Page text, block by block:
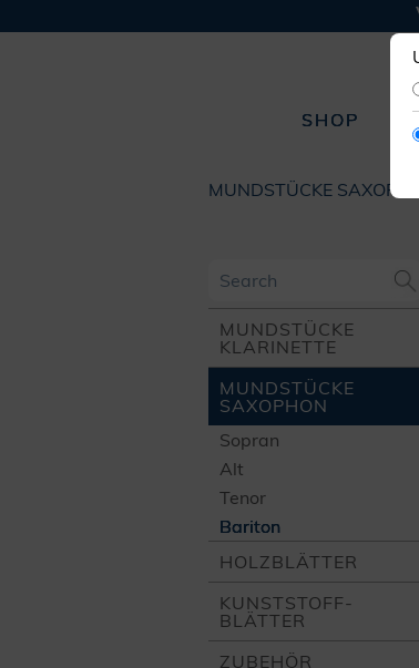
SHOP
MUNDSTÜCKE
MUNDSTÜCKE
KLARINETTE
MUNDSTÜCKE
SAXOPHON
Sopran
Alt
Tenor
Bariton
HOLZ­BLÄTTER
KUNSTSTOFF­
BLÄTTER
ZUBEHÖR